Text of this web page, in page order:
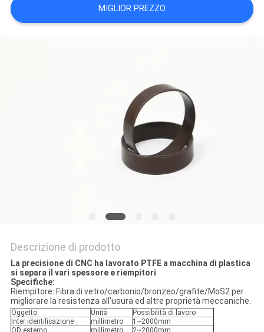
PRIVACY
POLICY
MIGLIOR PREZZO
Descrizione di prodotto
La precisione di CNC ha lavorato PTFE a macchina di plastica
si separa il vari spessore e riempitori
Specifiche:
Riempitore: Fibra di vetro/carbonio/bronzeo/grafite/MoS2 per
migliorare la resistenza all'usura ed altre proprietà meccaniche.
Oggetto Unità
Possibilità di lavoro
Inter identificazione
millimetro
1~2000mm